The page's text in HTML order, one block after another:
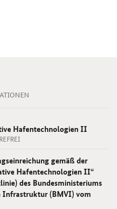
Hafentechnologien II
gemäß der
Hafentechnologien II“
des Bundesministeriums
Infrastruktur (BMVI) vom